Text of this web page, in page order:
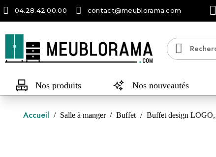
04.28.42.00.00 contact@meublorama.com
Nos produits Nos nouveautés
Accueil Salle à manger Buffet Buffet design LOGO,